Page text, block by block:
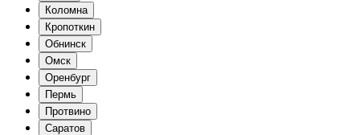
Коломна
Кропоткин
Обнинск
Омск
Оренбург
Пермь
Протвино
Саратов